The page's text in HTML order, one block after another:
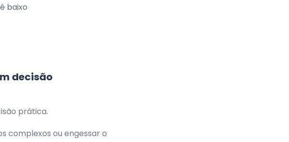
baixo
decisão
prática.
complexos ou engessar o